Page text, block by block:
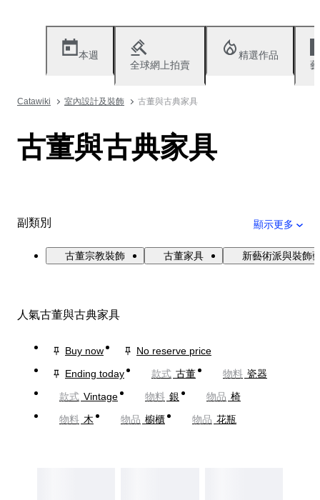
本週
全球網上拍賣
精選作品
Catawiki 室內設計及裝飾 古董與古典家具
古董與古典家具
副類別 顯示更多
古董宗教裝飾 古董家具 新藝術派與裝飾
人氣古董與古典家具
Buy now
No reserve price
Ending today
款式 古董 物料 瓷器
款式 Vintage 物料 銀 物品 椅
物料 木 物品 櫥櫃 物品 花瓶